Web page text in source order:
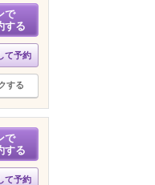
で
する
て予約
する
で
する
て予約